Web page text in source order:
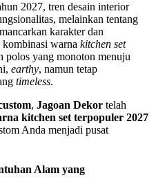
2027, tren desain interior
melainkan tentang
karakter dan
warna kitchen set
polos yang monoton menuju
earthy, namun tetap
timeless.
, Jagoan Dekor telah
kitchen set terpopuler 2027
Anda menjadi pusat
Alam yang